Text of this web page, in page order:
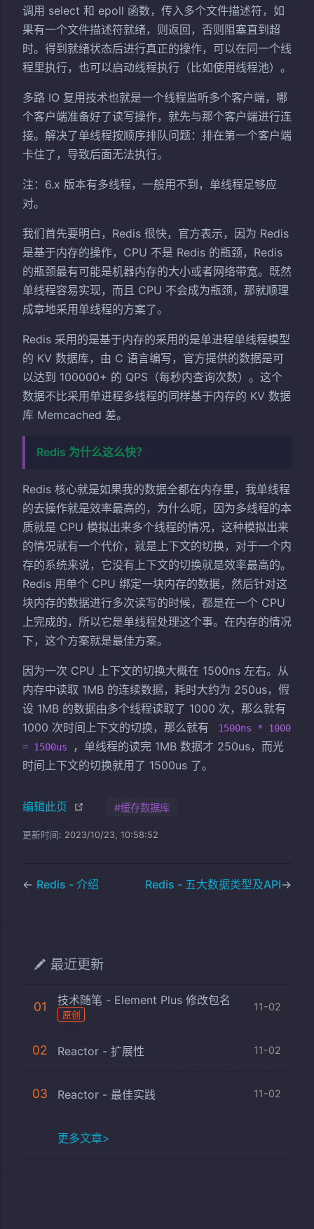
调用 select 和 epoll 函数，传入多个文件描述符，如
果有一个文件描述符就绪，则返回，否则阻塞直到超
时。得到就绪状态后进行真正的操作，可以在同一个线
程里执行，也可以启动线程执行（比如使用线程池）。
多路 IO 复用技术也就是一个线程监听多个客户端，哪
个客户端准备好了读写操作，就先与那个客户端进行连
接。解决了单线程按顺序排队问题：排在第一个客户端
卡住了，导致后面无法执行。
注：6.x 版本有多线程，一般用不到，单线程足够应
对。
我们首先要明白，Redis 很快，官方表示，因为 Redis
是基于内存的操作，CPU 不是 Redis 的瓶颈，Redis
的瓶颈最有可能是机器内存的大小或者网络带宽。既然
单线程容易实现，而且 CPU 不会成为瓶颈，那就顺理
成章地采用单线程的方案了。
Redis 采用的是基于内存的采用的是单进程单线程模型
的 KV 数据库，由 C 语言编写，官方提供的数据是可
以达到 100000+ 的 QPS（每秒内查询次数）。这个
数据不比采用单进程多线程的同样基于内存的 KV 数据
库 Memcached 差。
Redis 为什么这么快？
Redis 核心就是如果我的数据全都在内存里，我单线程
的去操作就是效率最高的，为什么呢，因为多线程的本
质就是 CPU 模拟出来多个线程的情况，这种模拟出来
的情况就有一个代价，就是上下文的切换，对于一个内
存的系统来说，它没有上下文的切换就是效率最高的。
Redis 用单个 CPU 绑定一块内存的数据，然后针对这
块内存的数据进行多次读写的时候，都是在一个 CPU
上完成的，所以它是单线程处理这个事。在内存的情况
下，这个方案就是最佳方案。
因为一次 CPU 上下文的切换大概在 1500ns 左右。从
内存中读取 1MB 的连续数据，耗时大约为 250us，假
设 1MB 的数据由多个线程读取了 1000 次，那么就有
1000 次时间上下文的切换，那么就有
1500ns * 1000
= 1500us
，单线程的读完 1MB 数据才 250us，而光
时间上下文的切换就用了 1500us 了。
编辑此页 (opens new window)
#缓存数据库
更新时间: 2023/10/23, 10:58:52
← Redis - 介绍 Redis - 五大数据类型及API→
最近更新
01 技术随笔 - Element Plus 修改包名
原创
11-02
02 Reactor - 扩展性 11-02
03 Reactor - 最佳实践 11-02
更多文章>